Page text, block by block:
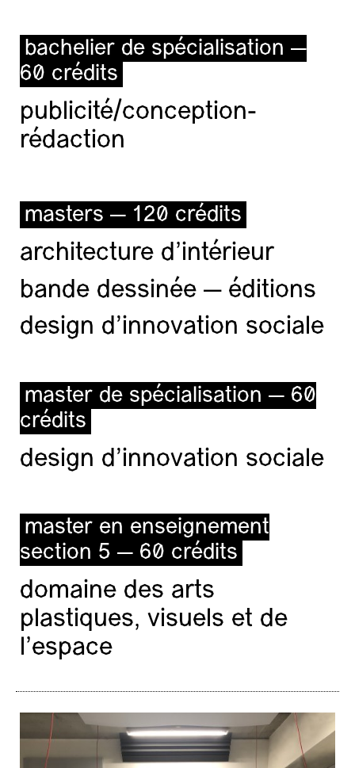
bachelier de spécialisation —
60 crédits
publicité/conception-
rédaction
masters — 120 crédits
architecture d’intérieur
bande dessinée — éditions
design d'innovation sociale
master de spécialisation — 60
crédits
design d'innovation sociale
master en enseignement
section 5 — 60 crédits
domaine des arts
plastiques, visuels et de
l’espace